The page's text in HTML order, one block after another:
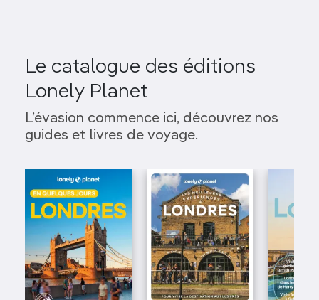
Le catalogue des éditions
Lonely Planet
L’évasion commence ici, découvrez nos
guides et livres de voyage.